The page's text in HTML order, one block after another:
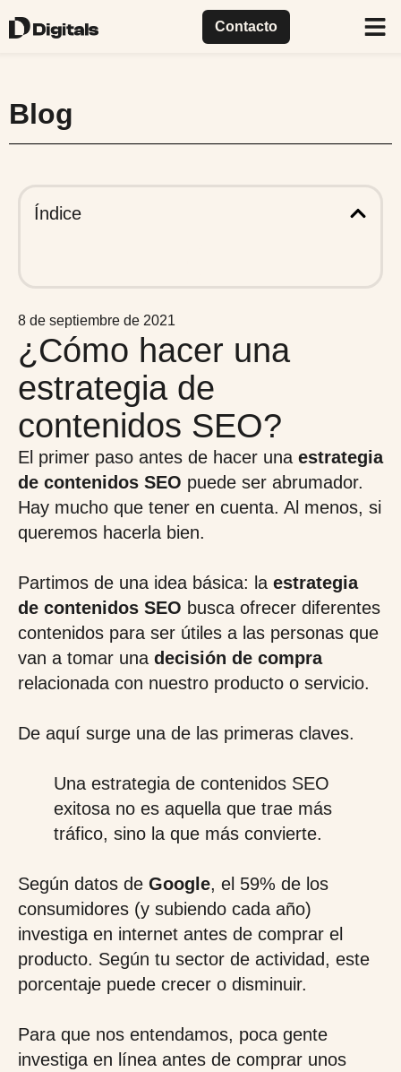
Contacto
Blog
Índice
8 de septiembre de 2021
¿Cómo hacer una
estrategia de
contenidos SEO?
El primer paso antes de hacer una estrategia
de contenidos SEO puede ser abrumador.
Hay mucho que tener en cuenta. Al menos, si
queremos hacerla bien.
Partimos de una idea básica: la estrategia
de contenidos SEO busca ofrecer diferentes
contenidos para ser útiles a las personas que
van a tomar una decisión de compra
relacionada con nuestro producto o servicio.
De aquí surge una de las primeras claves.
Una estrategia de contenidos SEO
exitosa no es aquella que trae más
tráfico, sino la que más convierte.
Según datos de Google, el 59% de los
consumidores (y subiendo cada año)
investiga en internet antes de comprar el
producto. Según tu sector de actividad, este
porcentaje puede crecer o disminuir.
Para que nos entendamos, poca gente
investiga en línea antes de comprar unos